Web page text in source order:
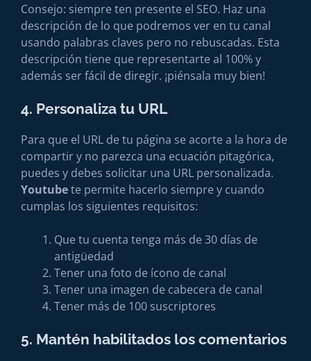
Consejo: siempre ten presente el SEO. Haz una
descripción de lo que podremos ver en tu canal
usando palabras claves pero no rebuscadas. Esta
descripción tiene que representarte al 100% y
además ser fácil de diregir. ¡piénsala muy bien!
4. Personaliza tu URL
Para que el URL de tu página se acorte a la hora de
compartir y no parezca una ecuación pitagórica,
puedes y debes solicitar una URL personalizada.
Youtubete permite hacerlo siempre y cuando
cumplas los siguientes requisitos:
Que tu cuenta tenga más de 30 días de
antigüedad
Tener una foto de ícono de canal
Tener una imagen de cabecera de canal
Tener más de 100 suscriptores
5. Mantén habilitados los comentarios